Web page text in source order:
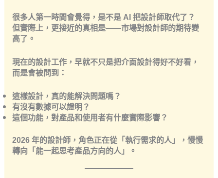
很多人第一時間會覺得，是不是 AI 把設計師取代了？
但實際上，更接近的真相是——市場對設計師的期待變
高了。
現在的設計工作，早就不只是把介面設計得好不好看，
而是會被問到：
這樣設計，真的能解決問題嗎？
有沒有數據可以證明？
這個功能，對產品和使用者有什麼實際影響？
2026 年的設計師，角色正在從「執行需求的人」，慢慢
轉向「能一起思考產品方向的人」。